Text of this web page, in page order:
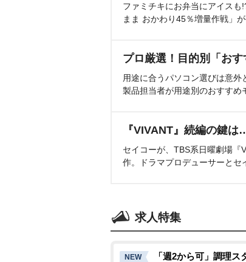
ファミチキにお弁当にアイス
まま おかわり45％増量作戦」
プロ厳選！目的別「お
用途に合うパソコン選びは意
製品担当者が用途別のおすすめ
『VIVANT』続編の鍵
セイコーが、TBS系日曜劇場『
作。ドラマプロデューサーとセ
求人特集
NEW
「週2から可」調理ス